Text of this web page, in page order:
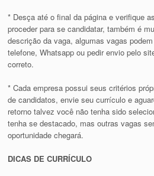
* Desça até o final da página e verifique
proceder para se candidatar, também é
descrição da vaga, algumas vagas
telefone, Whatsapp ou pedir envio pelo
correto.
* Cada empresa possui seus critérios
de candidatos, envie seu currículo e
retorno talvez você não tenha sido
tenha se destacado, mas outras vagas
oportunidade chegará.
DICAS DE CURRÍCULO